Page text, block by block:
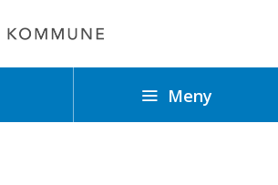
Ø
r
s
a
Meny